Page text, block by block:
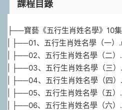
課程目錄
├──寶藝《五行生肖姓名學》10集
| ├──01、五行生肖姓名學（一
| ├──02、五行生肖姓名學（二
| ├──03、五行生肖姓名學（三
| ├──04、五行生肖姓名學（四
| ├──05、五行生肖姓名學（五
| ├──06、五行生肖姓名學（六